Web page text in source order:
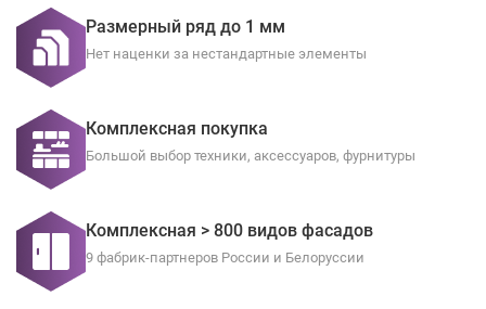
Размерный ряд до 1 мм
Нет наценки за нестандартные элементы
Комплексная покупка
Большой выбор техники, аксессуаров, фурнитуры
Комплексная > 800 видов фасадов
9 фабрик-партнеров России и Белоруссии